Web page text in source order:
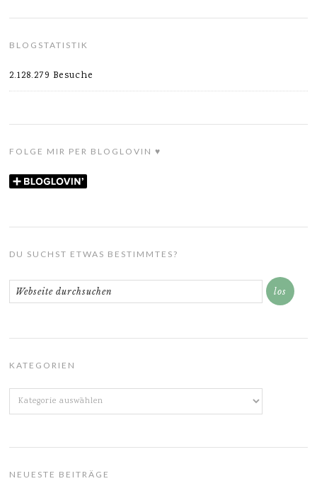
BLOGSTATISTIK
2.128.279 Besuche
FOLGE MIR PER BLOGLOVIN ♥
DU SUCHST ETWAS BESTIMMTES?
KATEGORIEN
Kategorien
NEUESTE BEITRÄGE